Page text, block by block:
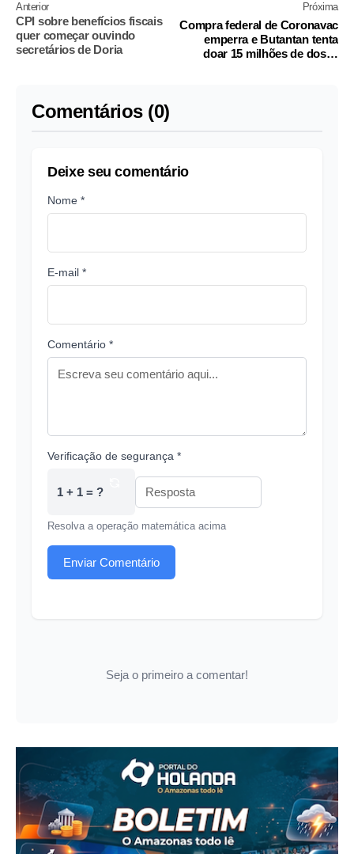
Anterior
CPI sobre benefícios fiscais
quer começar ouvindo
secretários de Doria
Próxima
Compra federal de Coronavac
emperra e Butantan tenta
doar 15 milhões de doses
Comentários (0)
Deixe seu comentário
Nome *
E-mail *
Comentário *
Verificação de segurança *
1 + 1 = ?
Resolva a operação matemática acima
Enviar Comentário
Seja o primeiro a comentar!